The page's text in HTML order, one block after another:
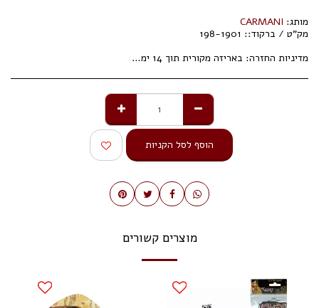
מותג: CARMANI
מק"ט / ברקוד:: 198-1901
מדיניות החזרה: באריזה מקורית תוך 14 ימי עסקים.
הוסף לסל הקניות
מוצרים קשורים